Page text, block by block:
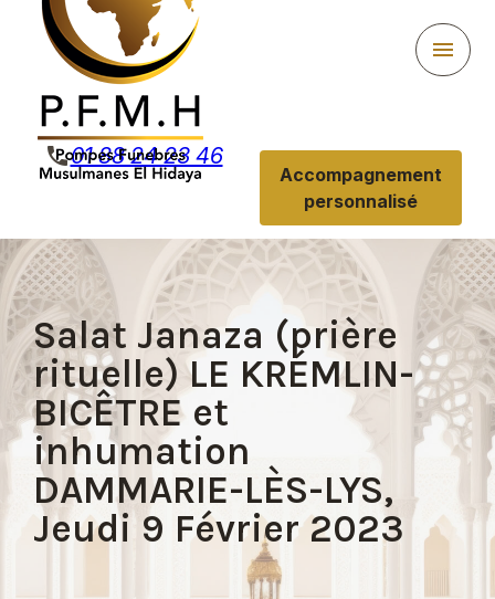
menu
phone01 88 24 23 46
Accompagnement
personnalisé
Salat Janaza (prière
rituelle) LE KRÉMLIN-
BICÊTRE et
inhumation
DAMMARIE-LÈS-LYS,
Jeudi 9 Février 2023
Panneau de gestion des cookies